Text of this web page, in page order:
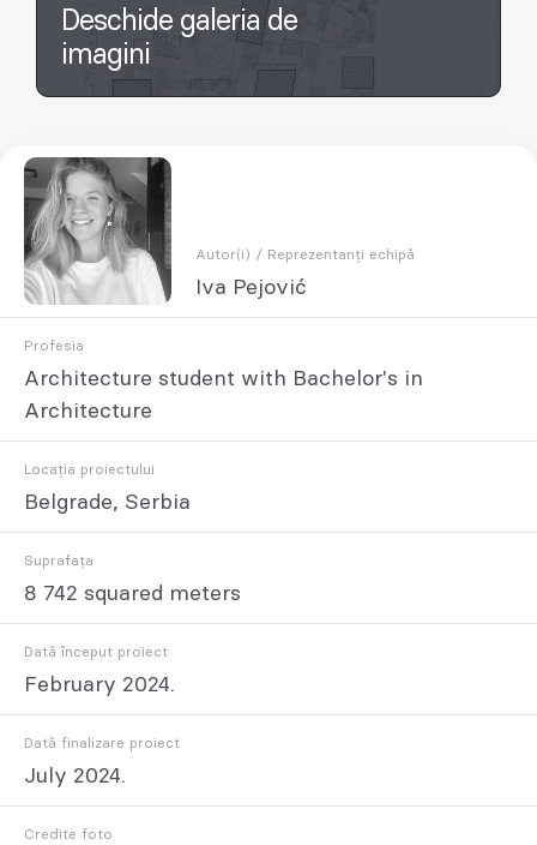
Deschide galeria de
imagini
Autor(i) / Reprezentanți echipă
Iva Pejović
Profesia
Architecture student with Bachelor's in
Architecture
Locația proiectului
Belgrade, Serbia
Suprafața
8 742 squared meters
Dată început proiect
February 2024.
Dată finalizare proiect
July 2024.
Credite foto